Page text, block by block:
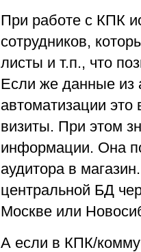
При работе с КПК
сотрудников,
листы и т.п., что
Если же данные из
автоматизации это
визиты. При этом
информации. Она
аудитора в
центральной БД
Москве или
А если в КПК/